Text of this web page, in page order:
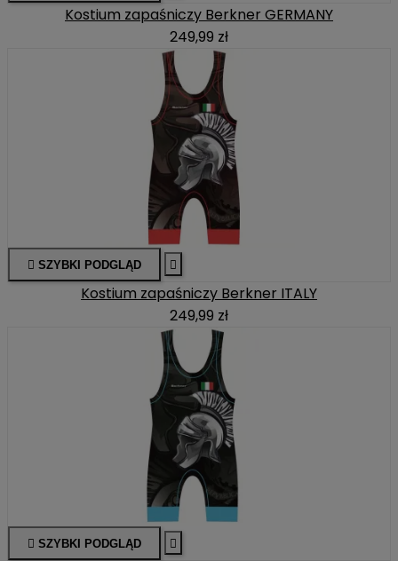
Kostium zapaśniczy Berkner GERMANY
249,99 zł
 SZYBKI PODGLĄD 
Kostium zapaśniczy Berkner ITALY
249,99 zł
 SZYBKI PODGLĄD 